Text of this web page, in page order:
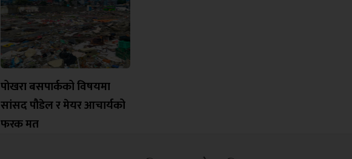
पोखरा बसपार्कको विषयमा
सांसद पौडेल र मेयर आचार्यको
फरक मत